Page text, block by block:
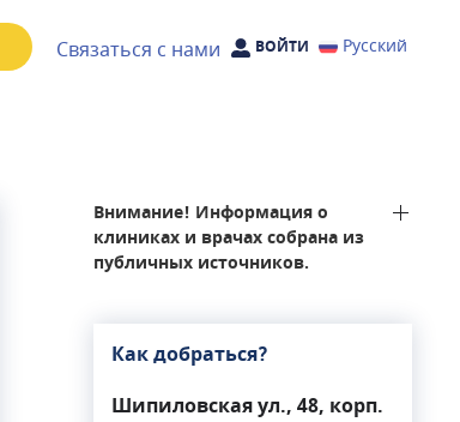
Связаться с нами ВОЙТИ Русский
Внимание! Информация о
клиниках и врачах собрана из
публичных источников.
Как добраться?
Шипиловская ул., 48, корп.